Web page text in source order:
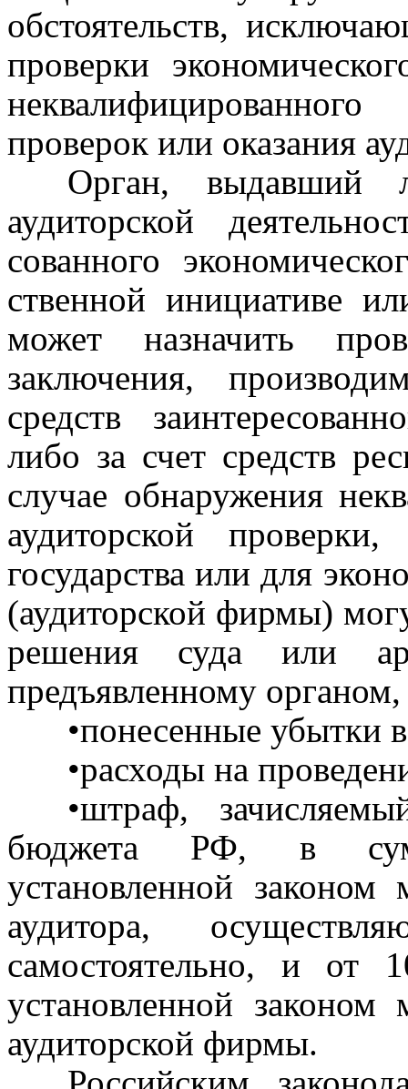
обстоятельств,
проверки
проверок или оказания
Орган, выдавший
аудиторской
сованного
ственной инициативе
может назначить
заключения,
средств
либо за счет средств
случае обнаружения
аудиторской
государства или для
(аудиторской фирмы)
решения суда или
предъявленному
•понесенные убытки
•расходы на
•штраф,
бюджета РФ, в
установленной
аудитора,
самостоятельно, и от
установленной
аудиторской фирмы.